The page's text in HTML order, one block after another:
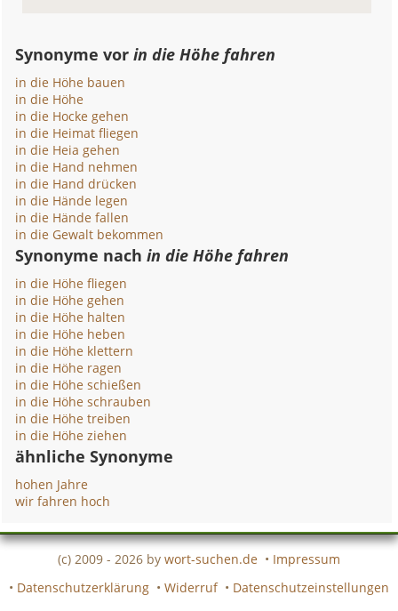
Synonyme vorin die Höhe fahren
in die Höhe bauen
in die Höhe
in die Hocke gehen
in die Heimat fliegen
in die Heia gehen
in die Hand nehmen
in die Hand drücken
in die Hände legen
in die Hände fallen
in die Gewalt bekommen
Synonyme nachin die Höhe fahren
in die Höhe fliegen
in die Höhe gehen
in die Höhe halten
in die Höhe heben
in die Höhe klettern
in die Höhe ragen
in die Höhe schießen
in die Höhe schrauben
in die Höhe treiben
in die Höhe ziehen
ähnliche Synonyme
hohen Jahre
wir fahren hoch
(c) 2009 - 2026 by wort-suchen.de • Impressum
• Datenschutzerklärung • Widerruf • Datenschutzeinstellungen